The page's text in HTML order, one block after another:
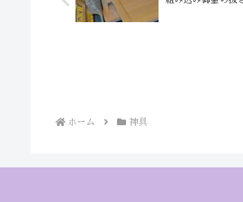
ホーム 神具